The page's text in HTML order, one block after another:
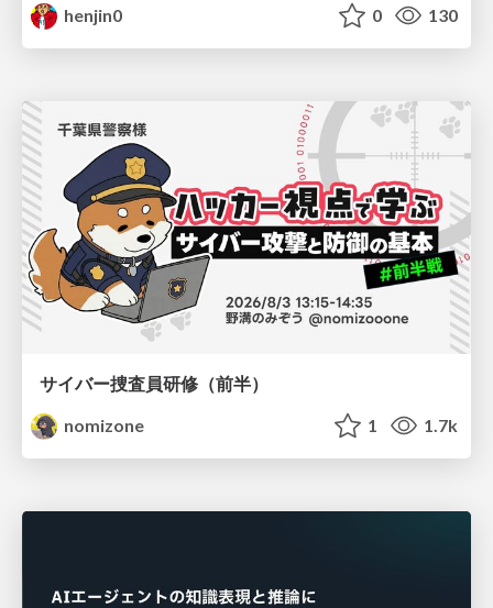
henjin0 0 130
サイバー捜査員研修（前半）
nomizone
1 1.7k